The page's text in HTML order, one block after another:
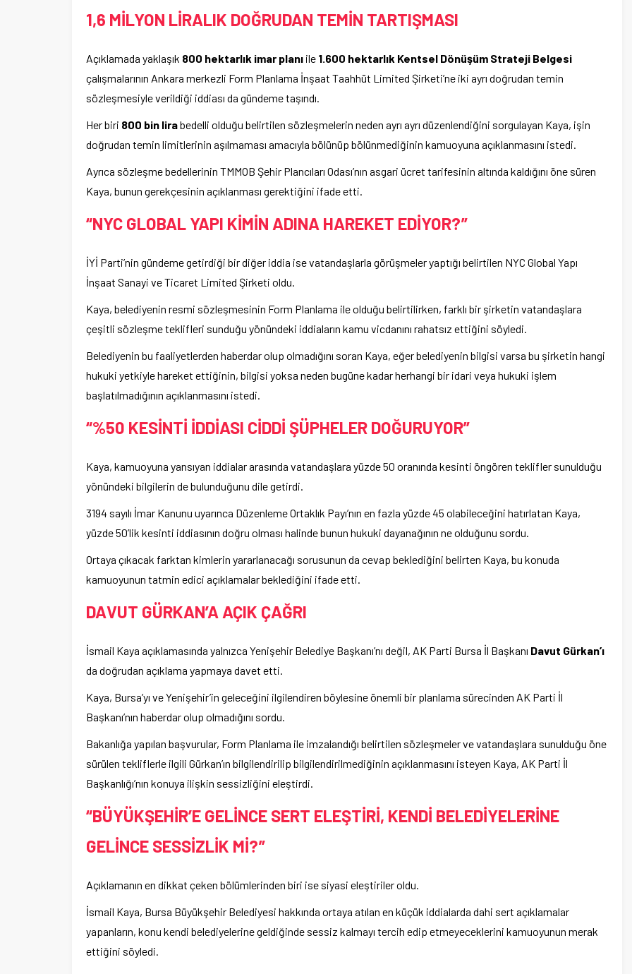
1,6 MİLYON LİRALIK DOĞRUDAN TEMİN TARTIŞMASI
Açıklamada yaklaşık 800 hektarlık imar planı ile 1.600 hektarlık Kentsel Dönüşüm Strateji Belgesi
çalışmalarının Ankara merkezli Form Planlama İnşaat Taahhüt Limited Şirketi’ne iki ayrı doğrudan temin
sözleşmesiyle verildiği iddiası da gündeme taşındı.
Her biri 800 bin lirabedelli olduğu belirtilen sözleşmelerin neden ayrı ayrı düzenlendiğini sorgulayan Kaya, işin
doğrudan temin limitlerinin aşılmaması amacıyla bölünüp bölünmediğinin kamuoyuna açıklanmasını istedi.
Ayrıca sözleşme bedellerinin TMMOB Şehir Plancıları Odası’nın asgari ücret tarifesinin altında kaldığını öne süren
Kaya, bunun gerekçesinin açıklanması gerektiğini ifade etti.
“NYC GLOBAL YAPI KİMİN ADINA HAREKET EDİYOR?”
İYİ Parti’nin gündeme getirdiği bir diğer iddia ise vatandaşlarla görüşmeler yaptığı belirtilen NYC Global Yapı
İnşaat Sanayi ve Ticaret Limited Şirketi oldu.
Kaya, belediyenin resmi sözleşmesinin Form Planlama ile olduğu belirtilirken, farklı bir şirketin vatandaşlara
çeşitli sözleşme teklifleri sunduğu yönündeki iddiaların kamu vicdanını rahatsız ettiğini söyledi.
Belediyenin bu faaliyetlerden haberdar olup olmadığını soran Kaya, eğer belediyenin bilgisi varsa bu şirketin hangi
hukuki yetkiyle hareket ettiğinin, bilgisi yoksa neden bugüne kadar herhangi bir idari veya hukuki işlem
başlatılmadığının açıklanmasını istedi.
“%50 KESİNTİ İDDİASI CİDDİ ŞÜPHELER DOĞURUYOR”
Kaya, kamuoyuna yansıyan iddialar arasında vatandaşlara yüzde 50 oranında kesinti öngören teklifler sunulduğu
yönündeki bilgilerin de bulunduğunu dile getirdi.
3194 sayılı İmar Kanunu uyarınca Düzenleme Ortaklık Payı’nın en fazla yüzde 45 olabileceğini hatırlatan Kaya,
yüzde 50’lik kesinti iddiasının doğru olması halinde bunun hukuki dayanağının ne olduğunu sordu.
Ortaya çıkacak farktan kimlerin yararlanacağı sorusunun da cevap beklediğini belirten Kaya, bu konuda
kamuoyunun tatmin edici açıklamalar beklediğini ifade etti.
DAVUT GÜRKAN’A AÇIK ÇAĞRI
İsmail Kaya açıklamasında yalnızca Yenişehir Belediye Başkanı’nı değil, AK Parti Bursa İl Başkanı Davut Gürkan’ı
da doğrudan açıklama yapmaya davet etti.
Kaya, Bursa’yı ve Yenişehir’in geleceğini ilgilendiren böylesine önemli bir planlama sürecinden AK Parti İl
Başkanı’nın haberdar olup olmadığını sordu.
Bakanlığa yapılan başvurular, Form Planlama ile imzalandığı belirtilen sözleşmeler ve vatandaşlara sunulduğu öne
sürülen tekliflerle ilgili Gürkan’ın bilgilendirilip bilgilendirilmediğinin açıklanmasını isteyen Kaya, AK Parti İl
Başkanlığı’nın konuya ilişkin sessizliğini eleştirdi.
“BÜYÜKŞEHİR’E GELİNCE SERT ELEŞTİRİ, KENDİ BELEDİYELERİNE
GELİNCE SESSİZLİK Mİ?”
Açıklamanın en dikkat çeken bölümlerinden biri ise siyasi eleştiriler oldu.
İsmail Kaya, Bursa Büyükşehir Belediyesi hakkında ortaya atılan en küçük iddialarda dahi sert açıklamalar
yapanların, konu kendi belediyelerine geldiğinde sessiz kalmayı tercih edip etmeyeceklerini kamuoyunun merak
ettiğini söyledi.